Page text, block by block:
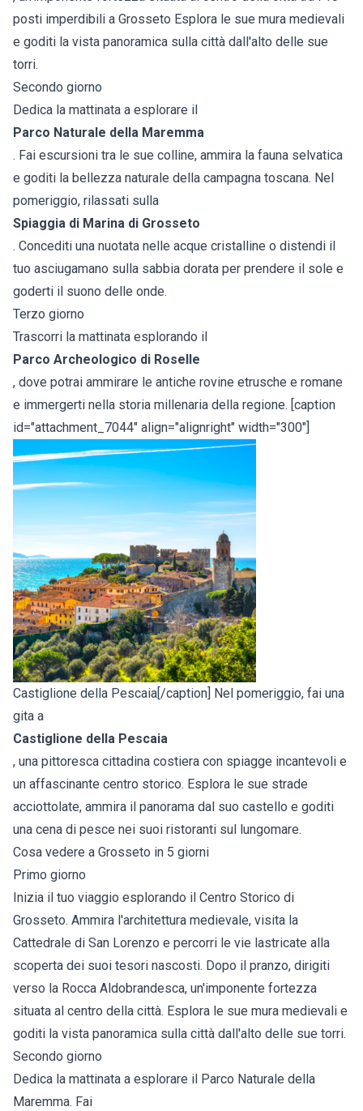
posti imperdibili a Grosseto Esplora le sue mura medievali
e goditi la vista panoramica sulla città dall'alto delle sue
torri.
Secondo giorno
Dedica la mattinata a esplorare il
Parco Naturale della Maremma
. Fai escursioni tra le sue colline, ammira la fauna selvatica
e goditi la bellezza naturale della campagna toscana. Nel
pomeriggio, rilassati sulla
Spiaggia di Marina di Grosseto
. Concediti una nuotata nelle acque cristalline o distendi il
tuo asciugamano sulla sabbia dorata per prendere il sole e
goderti il suono delle onde.
Terzo giorno
Trascorri la mattinata esplorando il
Parco Archeologico di Roselle
, dove potrai ammirare le antiche rovine etrusche e romane
e immergerti nella storia millenaria della regione. [caption
id="attachment_7044" align="alignright" width="300"]
Castiglione della Pescaia[/caption] Nel pomeriggio, fai una
gita a
Castiglione della Pescaia
, una pittoresca cittadina costiera con spiagge incantevoli e
un affascinante centro storico. Esplora le sue strade
acciottolate, ammira il panorama dal suo castello e goditi
una cena di pesce nei suoi ristoranti sul lungomare.
Cosa vedere a Grosseto in 5 giorni
Primo giorno
Inizia il tuo viaggio esplorando il Centro Storico di
Grosseto. Ammira l'architettura medievale, visita la
Cattedrale di San Lorenzo e percorri le vie lastricate alla
scoperta dei suoi tesori nascosti. Dopo il pranzo, dirigiti
verso la Rocca Aldobrandesca, un'imponente fortezza
situata al centro della città. Esplora le sue mura medievali e
goditi la vista panoramica sulla città dall'alto delle sue torri.
Secondo giorno
Dedica la mattinata a esplorare il Parco Naturale della
Maremma. Fai